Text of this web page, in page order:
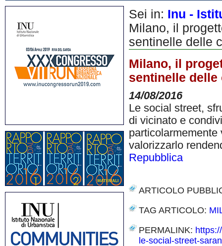
Sei in: Inu -
Milano, il
sentinelle delle
Milano, il
sentinelle delle
14/08/2016
Le social street,
di vicinato e
particolarmemente
valorizzarlo
Repubblica
ARTICOLO
TAG ARTICOLO:
PERMALINK:
le-social-street-